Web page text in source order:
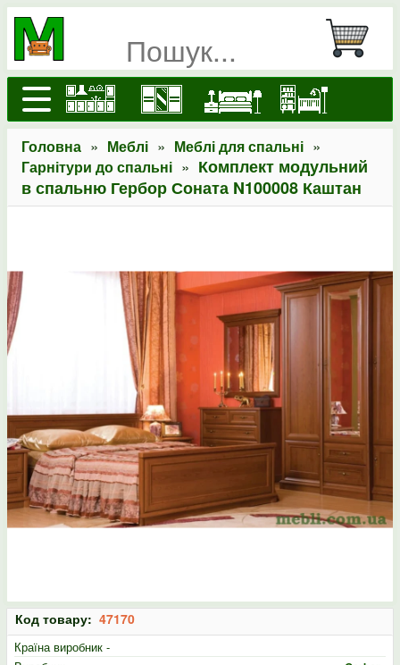
Головна » Меблі » Меблі для спальні »
Гарнітури до спальні » Комплект модульний
в спальню Гербор Соната N100008 Каштан
Код товару: 47170
Країна виробник -